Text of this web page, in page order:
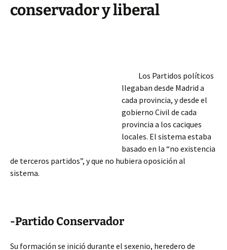
conservador y liberal
Los Partidos políticos
llegaban desde Madrid a
cada provincia, y desde el
gobierno Civil de cada
provincia a los caciques
locales. El sistema estaba
basado en la “no existencia
de terceros partidos”, y que no hubiera oposición al
sistema.
-Partido Conservador
Su formación se inició durante el sexenio, heredero de